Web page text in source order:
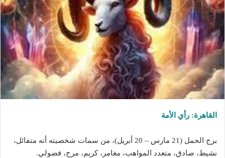
القاهرة: رأي الأمة
برج الحمل
(21 مارس – 20 أبريل)، من سمات شخصيته أنه متفائل،
نشيط، صادق، متعدد المواهب، مغامر، كريم، مرح، فضولي.